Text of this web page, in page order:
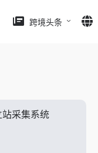
跨境头条